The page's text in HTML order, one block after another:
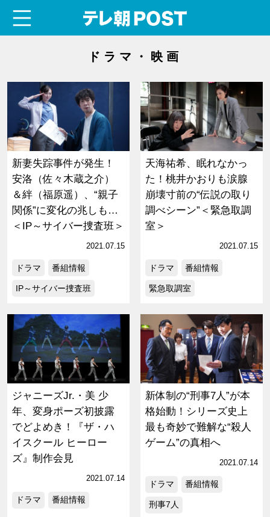
ドラマ・映画
新妻失踪事件が発生！
安洛（佐々木蔵之介）
＆絆（福原遥）、“親子
関係”に変化の兆しも…
＜IP～サイバー捜査班＞
2021.07.15
ドラマ 番組情報
IP～サイバー捜査班
天海祐希、眠れなかっ
た！桃井かおりも涙腺
崩壊寸前の“伝説の取り
調べシーン”＜緊急取調
室＞
2021.07.15
ドラマ 番組情報
緊急取調室
ジャニーズJr.・美 少
年、変身ポーズ初披露
でどよめき！『ザ・ハ
イスクール ヒーロー
ズ』制作会見
2021.07.14
ドラマ 番組情報
新体制の“刑事7人”が本
格始動！シリーズ史上
最も奇妙で難解な“殺人
ゲーム”の真相へ
2021.07.14
ドラマ 番組情報
刑事7人